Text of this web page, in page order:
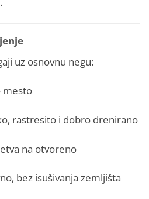
uz osnovnu negu:
mesto
rastresito i dobro drenirano
na otvoreno
bez isušivanja zemljišta